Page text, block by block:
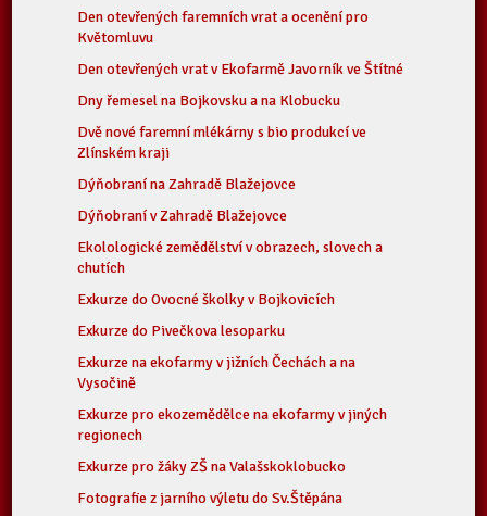
Den otevřených faremních vrat a ocenění pro
Květomluvu
Den otevřených vrat v Ekofarmě Javorník ve Štítné
Dny řemesel na Bojkovsku a na Klobucku
Dvě nové faremní mlékárny s bio produkcí ve
Zlínském kraji
Dýňobraní na Zahradě Blažejovce
Dýňobraní v Zahradě Blažejovce
Ekolologické zemědělství v obrazech, slovech a
chutích
Exkurze do Ovocné školky v Bojkovicích
Exkurze do Pivečkova lesoparku
Exkurze na ekofarmy v jižních Čechách a na
Vysočině
Exkurze pro ekozemědělce na ekofarmy v jiných
regionech
Exkurze pro žáky ZŠ na Valašskoklobucko
Fotografie z jarního výletu do Sv.Štěpána